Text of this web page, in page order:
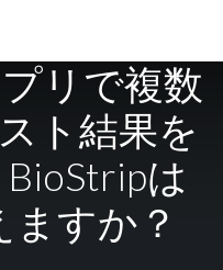
リで複数
ト結果を
は
すか？